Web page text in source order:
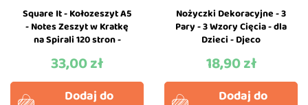
Square It - Kołozeszyt A5
- Notes Zeszyt w Kratkę
na Spirali 120 stron -
Cena
33,00 zł
Dodaj do
Nożyczki Dekoracyjne - 3
Pary - 3 Wzory Cięcia - dla
Dzieci - Djeco
Cena
18,90 zł
Dodaj do